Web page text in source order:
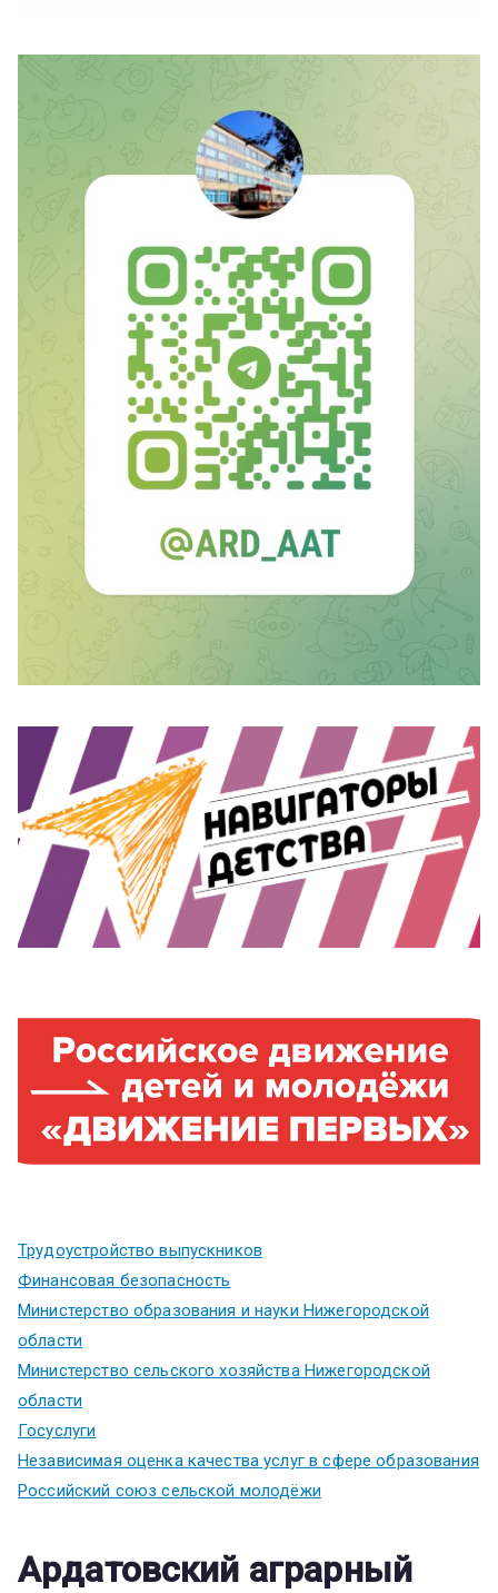
Трудоустройство выпускников
Финансовая безопасность
Министерство образования и науки Нижегородской
области
Министерство сельского хозяйства Нижегородской
области
Госуслуги
Независимая оценка качества услуг в сфере образования
Российский союз сельской молодёжи
Ардатовский аграрный